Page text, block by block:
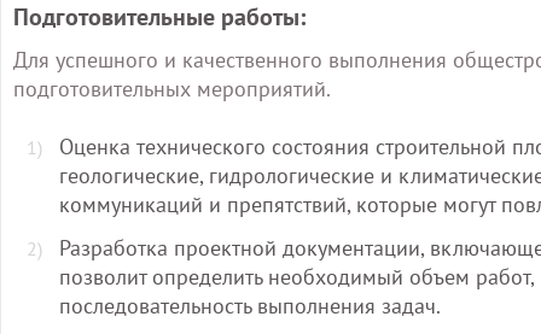
Подготовительные работы:
Для успешного и качественного выполнения
подготовительных мероприятий.
Оценка технического состояния строительной
геологические, гидрологические и
коммуникаций и препятствий, которые могут
Разработка проектной документации,
позволит определить необходимый объем
последовательность выполнения задач.